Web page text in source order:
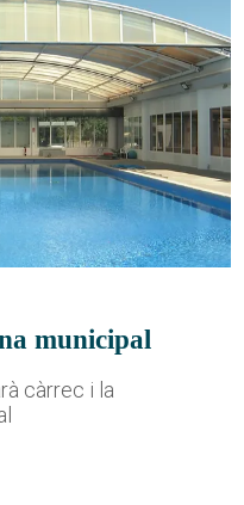
municipal
càrrec i la